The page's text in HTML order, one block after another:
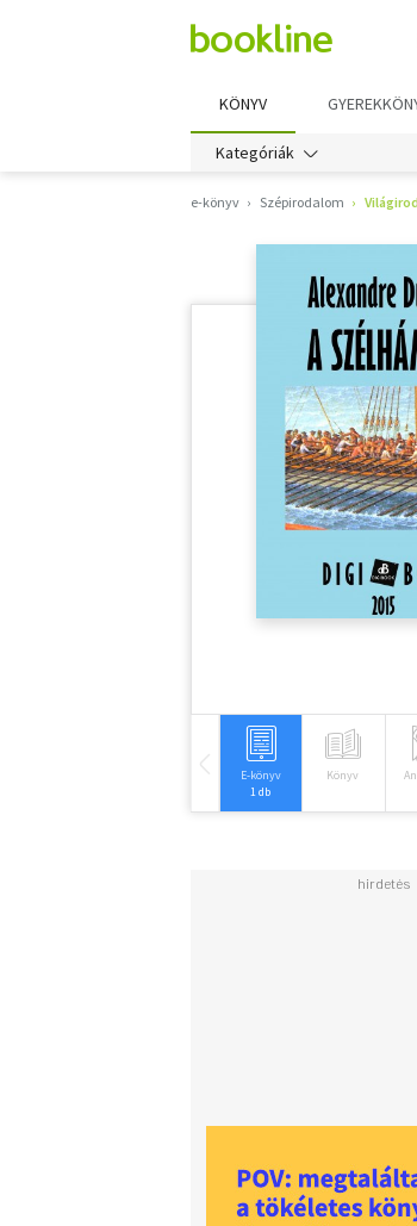
KÖNYV
Kategóriák
e-könyv Szépirodalom
E-könyv
1 db
Könyv